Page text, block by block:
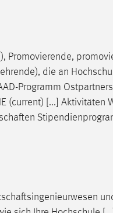
Promovierende,
die an
Programm
(current) [...]